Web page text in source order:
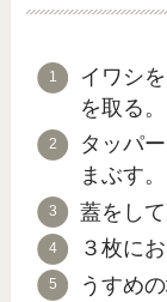
イワシ
を取る。
タッパ
まぶす。
蓋をし
３枚に
うすめ